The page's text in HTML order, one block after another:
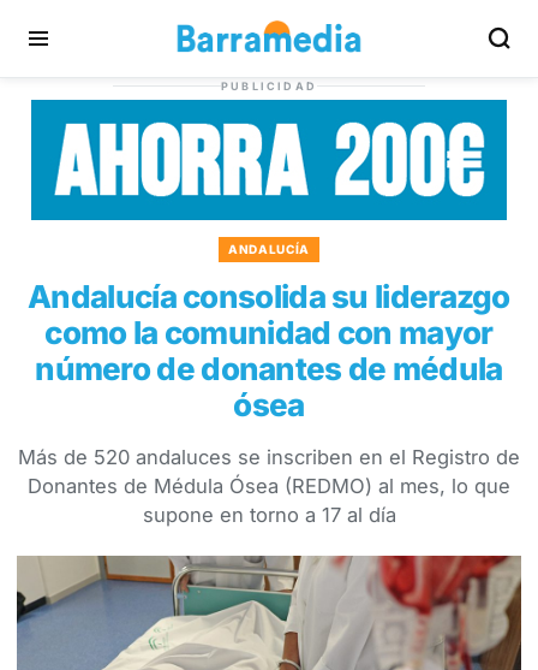
PUBLICIDAD
ANDALUCÍA
Andalucía consolida su liderazgo
como la comunidad con mayor
número de donantes de médula
ósea
Más de 520 andaluces se inscriben en el Registro de
Donantes de Médula Ósea (REDMO) al mes, lo que
supone en torno a 17 al día